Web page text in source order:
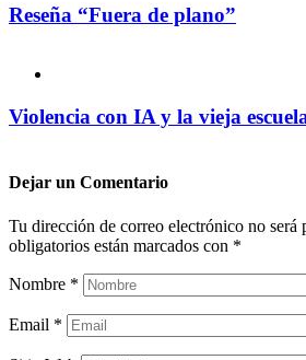
Reseña “Fuera de plano”
Violencia con IA y la vieja
Dejar un Comentario
Tu dirección de correo electrónico no será
obligatorios están marcados con *
Nombre *
Email *